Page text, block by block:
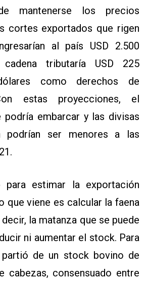
mantenerse los precios
cortes exportados que rigen
al país USD 2.500
tributaría USD 225
como derechos de
estas proyecciones, el
podría embarcar y las divisas
podrían ser menores a las
para estimar la exportación
que viene es calcular la faena
la matanza que se puede
ni aumentar el stock. Para
de un stock bovino de
cabezas, consensuado entre